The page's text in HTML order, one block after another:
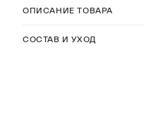
ОПИСАНИЕ ТОВАРА
СОСТАВ И УХОД